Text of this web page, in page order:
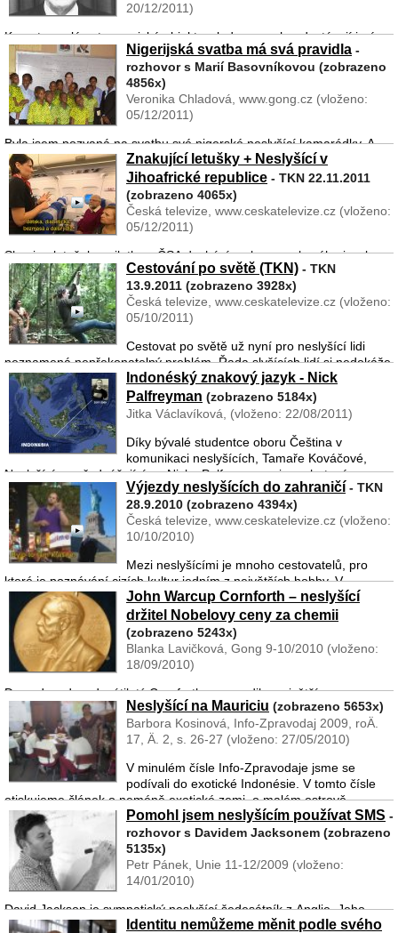
20/12/2011)
Komety, malé astronomické objekty z ledu a prachu, dostávají jména
po svých objevitelích. Patrně nejznámější kometou ze všech je ta
Halleyova. Jde o periodickou kometu, která se do naší Sluneční
soustavy vrací v pravidelných inter ...
Nigerijská svatba má svá pravidla -
rozhovor s Marií Basovníkovou (zobrazeno
4856x)
Veronika Chladová, www.gong.cz (vloženo:
05/12/2011)
Byla jsem pozvaná na svatbu své nigerské neslyšící kamarádky. A
protože mě pozvala jako družičku, tak jsem její pozvánku bez
rozmýšlení přijala. Seznámila jsem se s ní přes kamarády na
Gallaudetově univerzitě v Americe. Jmenuje ...
Znakující letušky + Neslyšící v
Jihoafrické republice - TKN 22.11.2011
(zobrazeno 4065x)
Česká televize, www.ceskatelevize.cz (vloženo:
05/12/2011)
Skupina letušek a pilotka z ČSA dochází na kurz znakového jazyka,
kde vyučuje Zlata Kurcová. Proto vznikl nápad spojit příklad, jak se
letušky učí znakovat s poučením o cestování letadlem, samozřejmě
zábavnou formou. Moderátoři ...
Cestování po světě (TKN) - TKN
13.9.2011 (zobrazeno 3928x)
Česká televize, www.ceskatelevize.cz (vloženo:
05/10/2011)
Cestovat po světě už nyní pro neslyšící lidi
neznamená nepřekonatelný problém. Řada slyšících lidí si nedokáže
představit, jak mohou sami neslyšící zařizovat letenky, potřebné
doklady, vyjednávat na různých místech ve sv� ...
Indonéský znakový jazyk - Nick
Palfreyman (zobrazeno 5184x)
Jitka Václavíková, (vloženo: 22/08/2011)
Díky bývalé studentce oboru Čeština v
komunikaci neslyšících, Tamaře Kováčové,
Neslyšícímu přednášejícímu Nicku Palfreymanovi a pohotovému
týmu tlumočníků z mezinárodního znakového systému do českého
znakového jazyka a ...
Výjezdy neslyšících do zahraničí - TKN
28.9.2010 (zobrazeno 4394x)
Česká televize, www.ceskatelevize.cz (vloženo:
10/10/2010)
Mezi neslyšícími je mnoho cestovatelů, pro
které je poznávání cizích kultur jedním z největších hobby. V
dnešním TKN se setkáme s některými z nich, kteří i letošní prázdniny
strávili v exotických zemích. Podělí se s námi ...
John Warcup Cornforth – neslyšící
držitel Nobelovy ceny za chemii
(zobrazeno 5243x)
Blanka Lavičková, Gong 9-10/2010 (vloženo:
18/09/2010)
Dnes dvaadevadesátiletý Cornforth se narodil v největším
australském městě Sydney. Jeho otec byl Angličan, matka byla
dcerou německého duchovního, který se v Austrálii usadil už v roce
1832. John měl tři sourozence. Část dětství ...
Neslyšící na Mauriciu (zobrazeno 5653x)
Barbora Kosinová, Info-Zpravodaj 2009, roÄ.
17, Ä. 2, s. 26-27 (vloženo: 27/05/2010)
V minulém čísle Info-Zpravodaje jsme se
podívali do exotické Indonésie. V tomto čísle
otiskujeme článek o neméně exotické zemi, o malém ostrově
Mauricius, který se nachází uprostřed Indického oceánu. Tam se v
...
Pomohl jsem neslyšícím používat SMS -
rozhovor s Davidem Jacksonem (zobrazeno
5135x)
Petr Pánek, Unie 11-12/2009 (vloženo:
14/01/2010)
David Jackson je sympatický neslyšící šedesátník z Anglie. Jeho
předkové však pocházejí z Rumunska a Polska. David Jackson v
Identitu nemůžeme měnit podle svého